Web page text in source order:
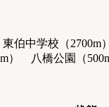
伯中学校（2700m）
） 八橋公園（